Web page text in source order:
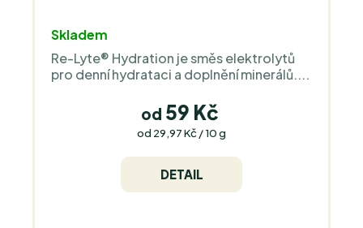
Skladem
Re-Lyte® Hydration je směs elektrolytů
pro denní hydrataci a doplnění minerálů....
od 59 Kč
Měrná
od 29,97 Kč / 10 g
DETAIL